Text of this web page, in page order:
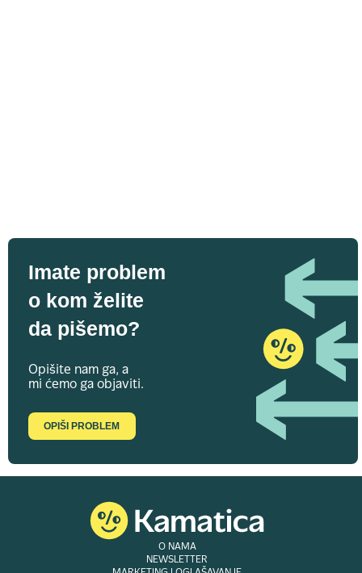
Imate problem
o kom želite
da pišemo?
Opišite nam ga, a
mi ćemo ga objaviti.
OPIŠI PROBLEM
O NAMA
NEWSLETTER